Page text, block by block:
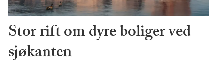
Stor rift om dyre boliger ved
sjøkanten